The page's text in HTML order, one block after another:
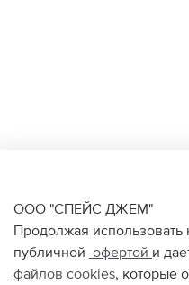
ООО "СПЕЙС ДЖЕМ"
Продолжая использовать
публичной офертой и
файлов cookies, которые